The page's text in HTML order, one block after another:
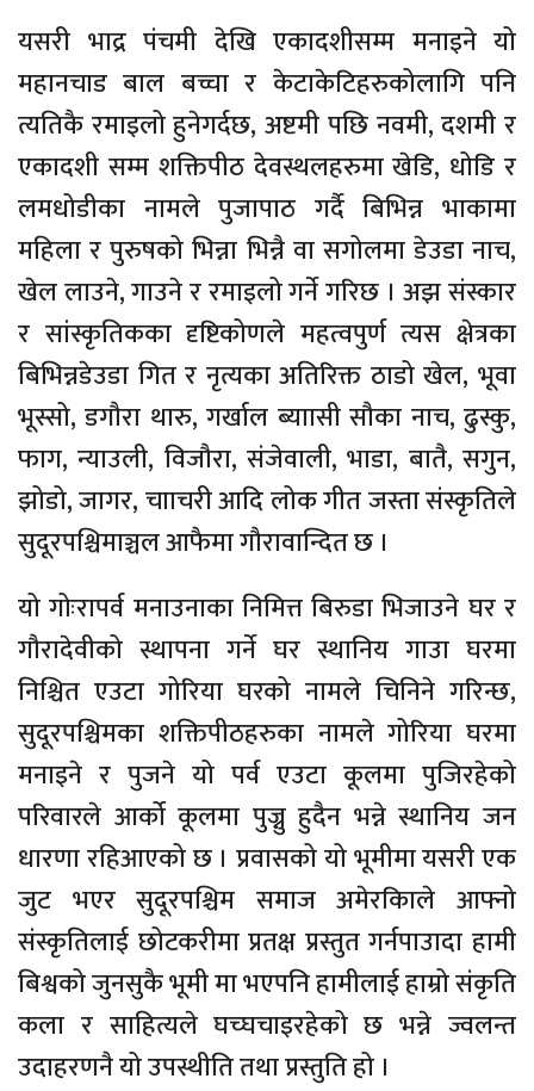
यसरी भाद्र पंचमी देखि एकादशीसम्म मनाइने यो
महानचाड बाल बच्चा र केटाकेटिहरुकोलागि पनि
त्यतिकै रमाइलो हुनेगर्दछ, अष्टमी पछि नवमी, दशमी र
एकादशी सम्म शक्तिपीठ देवस्थलहरुमा खेडि, धोडि र
लमधोडीका नामले पुजापाठ गर्दै बिभिन्न भाकामा
महिला र पुरुषको भिन्ना भिन्नै वा सगोलमा डेउडा नाच,
खेल लाउने, गाउने र रमाइलो गर्ने गरिछ । अझ संस्कार
र सांस्कृतिकका दृष्टिकोणले महत्वपुर्ण त्यस क्षेत्रका
बिभिन्नडेउडा गित र नृत्यका अतिरिक्त ठाडो खेल, भूवा
भूस्सो, डगौरा थारु, गर्खाल ब्याासी सौका नाच, ढुस्कु,
फाग, न्याउली, विजौरा, संजेवाली, भाडा, बातै, सगुन,
झोडो, जागर, चााचरी आदि लोक गीत जस्ता संस्कृतिले
सुदूरपश्चिमाञ्चल आफैमा गौरावान्दित छ ।
यो गोःरापर्व मनाउनाका निमित्त बिरुडा भिजाउने घर र
गौरादेवीको स्थापना गर्ने घर स्थानिय गाउा घरमा
निश्चित एउटा गोरिया घरको नामले चिनिने गरिन्छ,
सुदूरपश्चिमका शक्तिपीठहरुका नामले गोरिया घरमा
मनाइने र पुजने यो पर्व एउटा कूलमा पुजिरहेको
परिवारले आर्को कूलमा पुज्नु हुदैन भन्ने स्थानिय जन
धारणा रहिआएको छ । प्रवासको यो भूमीमा यसरी एक
जुट भएर सुदूरपश्चिम समाज अमेरकिाले आफ्नो
संस्कृतिलाई छोटकरीमा प्रतक्ष प्रस्तुत गर्नपाउादा हामी
बिश्वको जुनसुकै भूमी मा भएपनि हामीलाई हाम्रो संकृति
कला र साहित्यले घच्घचाइरहेको छ भन्ने ज्वलन्त
उदाहरणनै यो उपस्थीति तथा प्रस्तुति हो ।